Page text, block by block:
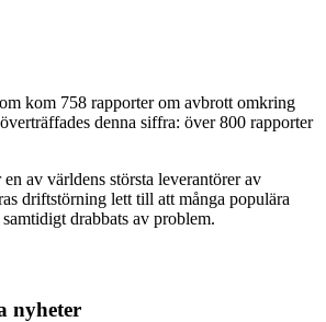
kom 758 rapporter om avbrott omkring
denna siffra: över 800 rapporter
av världens största leverantörer av
driftstörning lett till att många populära
drabbats av problem.
nyheter